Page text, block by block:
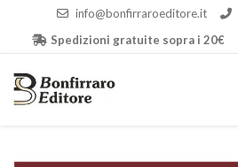
info@bonfirraroeditore.it
Spedizioni gratuite sopra i 20€